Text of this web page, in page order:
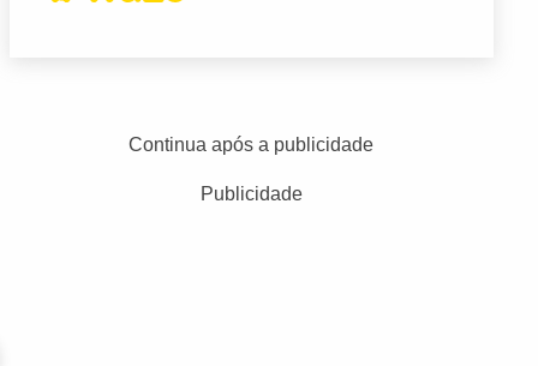
Continua após a publicidade
Publicidade